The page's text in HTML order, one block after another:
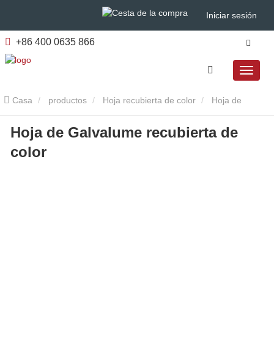
Iniciar sesión
+86 400 0635 866
Casa productos Hoja recubierta de color
Galvalume recubierta de color
Hoja de Galvalume recubierta de
color